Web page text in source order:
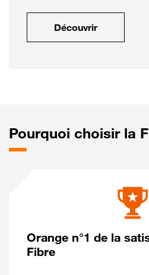
Découvrir
Pourquoi choisir la
Orange n°1 de la
Fibre